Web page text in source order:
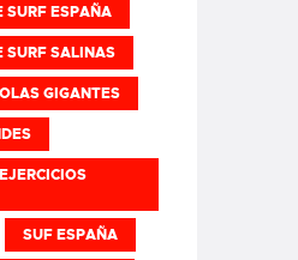
SURF ESPAÑA
SURF SALINAS
OLAS GIGANTES
SUF ESPAÑA